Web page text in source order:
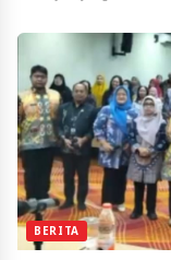
BERITA